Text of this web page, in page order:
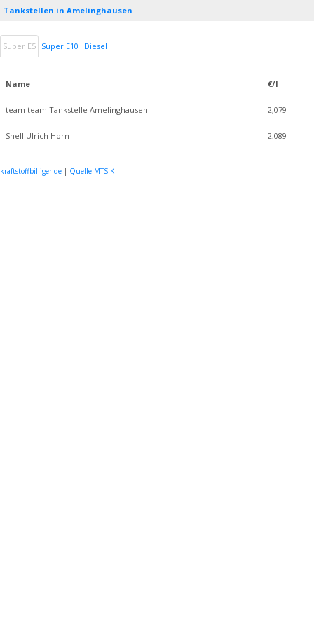
Tankstellen in Amelinghausen
Super E5 Super E10 Diesel
Name €/l
team team Tankstelle Amelinghausen 2,079
Shell Ulrich Horn 2,089
kraftstoffbilliger.de | Quelle MTS-K